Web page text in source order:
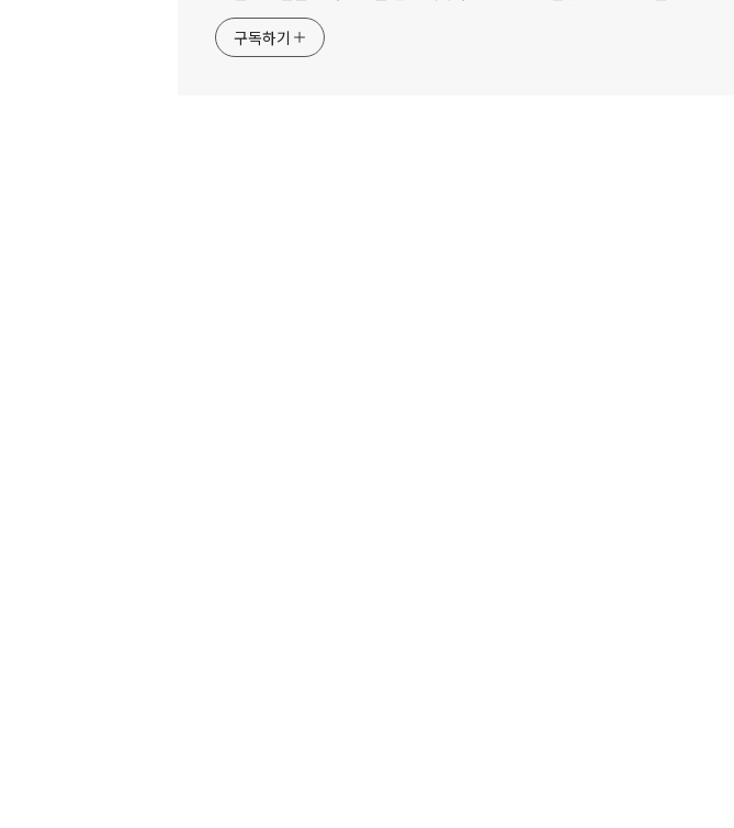
구독하기